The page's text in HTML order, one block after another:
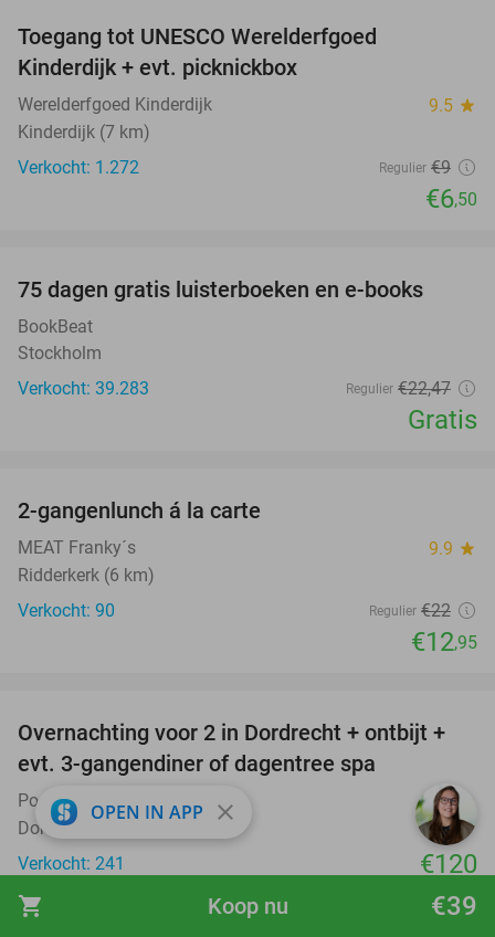
shopping_cart €39
Koop nu
Toegang tot UNESCO Werelderfgoed
Kinderdijk + evt. picknickbox
Werelderfgoed Kinderdijk 9.5 star
Kinderdijk (7 km)
Verkocht: 1.272
Regulier €9
€6,50
75 dagen gratis luisterboeken en e-books
BookBeat
Stockholm
Verkocht: 39.283
Regulier €22,47
Gratis
2-gangenlunch á la carte
MEAT Franky´s 9.9 star
Ridderkerk (6 km)
Verkocht: 90
Regulier €22
€12,95
Overnachting voor 2 in Dordrecht + ontbijt +
evt. 3-gangendiner of dagentree spa
Postillion Hotel Dordrecht 9.2star
Dordrecht
Verkocht: 241
€120
Excl. ca. €4 p.p.p.n. toeristenbelasting
OPEN IN APP close